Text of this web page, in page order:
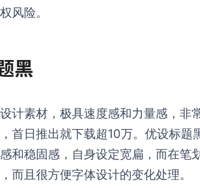
风险。
黑
计素材，极具速度感和力量感，非
首日推出就下载超10万。优设标题
和稳固感，自身设定宽扁，而在笔
而且很方便字体设计的变化处理。